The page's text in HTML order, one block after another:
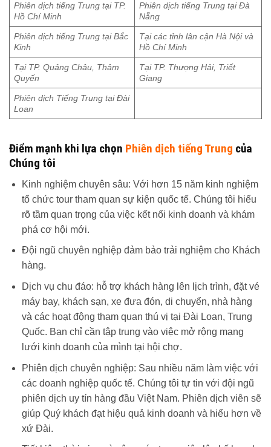
Phiên dịch tiếng Trung tại TP.
Hồ Chí Minh
Phiên dịch tiếng Trung tại Đà
Nẵng
Phiên dịch tiếng Trung tại Bắc
Kinh
Tại các tỉnh lân cận Hà Nội và
Hồ Chí Minh
Tại TP. Quảng Châu, Thâm
Quyến
Tại TP. Thượng Hải, Triết
Giang
Phiên dịch Tiếng Trung tại Đài
Loan
Điểm mạnh khi lựa chọn Phiên dịch tiếng Trung của
Chúng tôi
Kinh nghiệm chuyên sâu: Với hơn 15 năm kinh nghiệm
tổ chức tour tham quan sự kiện quốc tế. Chúng tôi hiểu
rõ tầm quan trọng của việc kết nối kinh doanh và khám
phá cơ hội mới.
Đội ngũ chuyên nghiệp đảm bảo trải nghiệm cho Khách
hàng.
Dịch vụ chu đáo: hỗ trợ khách hàng lên lịch trình, đặt vé
máy bay, khách sạn, xe đưa đón, di chuyển, nhà hàng
và các hoạt động tham quan thú vị tại Đài Loan, Trung
Quốc. Bạn chỉ cần tập trung vào việc mở rộng mạng
lưới kinh doanh của mình tại hội chợ.
Phiên dịch chuyên nghiệp: Sau nhiều năm làm việc với
các doanh nghiệp quốc tế. Chúng tôi tự tin với đội ngũ
phiên dịch uy tín hàng đầu Việt Nam. Phiên dịch viên sẽ
giúp Quý khách đạt hiệu quả kinh doanh và hiểu hơn về
xứ Đài.